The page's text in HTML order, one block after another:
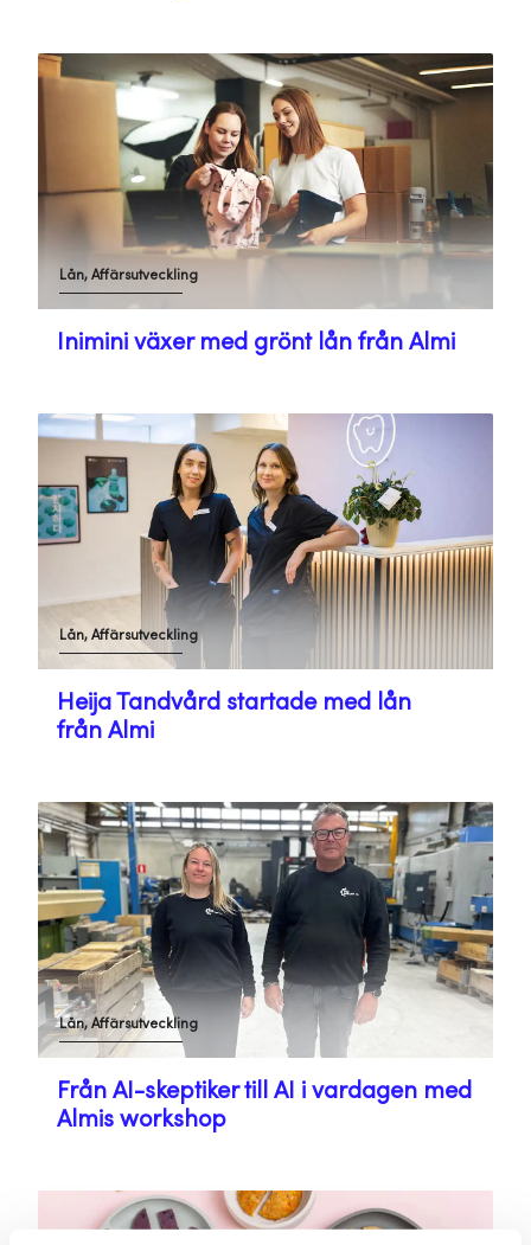
Inimini växer med grönt lån från Almi
Lån, Affärsutveckling
Heija Tandvård startade med lån
från Almi
Lån, Affärsutveckling
Från AI-skeptiker till AI i vardagen med
Almis workshop
Lån, Affärsutveckling